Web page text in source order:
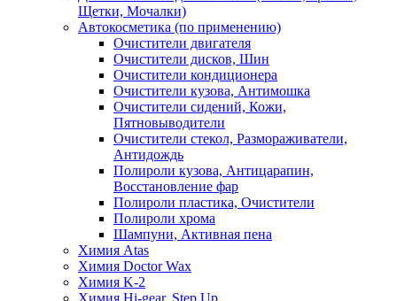
Щетки, Мочалки)
Автокосметика (по применению)
Очистители двигателя
Очистители дисков, Шин
Очистители кондиционера
Очистители кузова, Антимошка
Очистители сидений, Кожи,
Пятновыводители
Очистители стекол, Размораживатели,
Антидождь
Полироли кузова, Антицарапин,
Восстановление фар
Полироли пластика, Очистители
Полироли хрома
Шампуни, Активная пена
Химия Atas
Химия Doctor Wax
Химия K-2
Химия Hi-gear, Step Up